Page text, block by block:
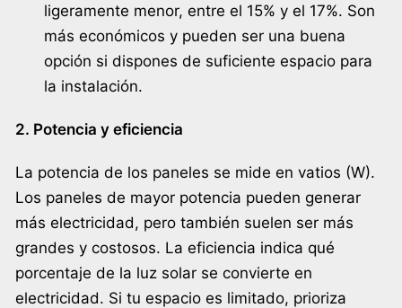
ligeramente menor, entre el 15% y el 17%. Son
más económicos y pueden ser una buena
opción si dispones de suficiente espacio para
la instalación.
2. Potencia y eficiencia
La potencia de los paneles se mide en vatios (W).
Los paneles de mayor potencia pueden generar
más electricidad, pero también suelen ser más
grandes y costosos. La eficiencia indica qué
porcentaje de la luz solar se convierte en
electricidad. Si tu espacio es limitado, prioriza